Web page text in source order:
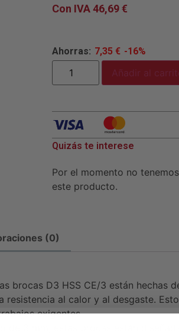
Con IVA46,69€
Ahorras: 7,35 € -16%
Añadir al
Quizás te interese
Por el momento no
este producto.
(0)
brocas D3 HSS CE/3 están hechas
al calor y al desgaste.
exigentes.
3 mm, estas brocas están